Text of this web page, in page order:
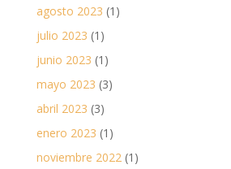
agosto 2023 (1)
julio 2023 (1)
junio 2023 (1)
mayo 2023 (3)
abril 2023 (3)
enero 2023 (1)
noviembre 2022(1)